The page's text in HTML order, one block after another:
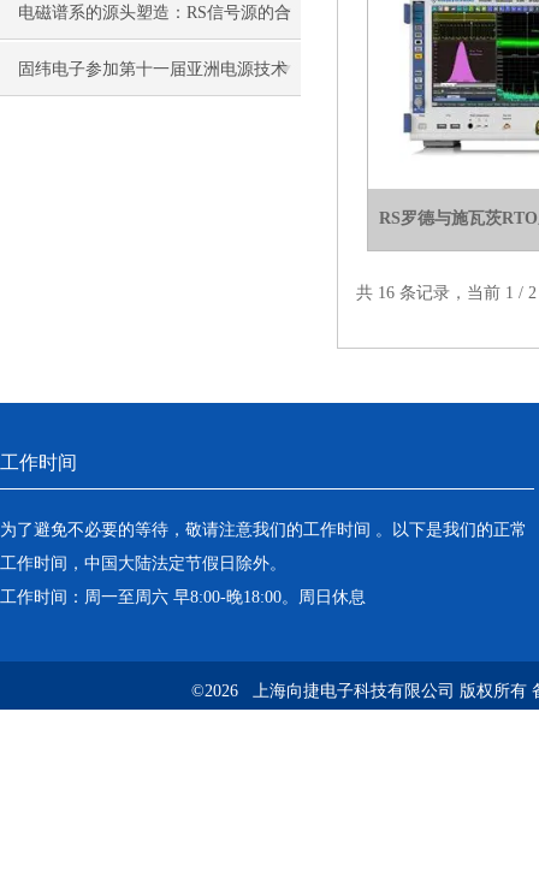
民用领域的推广应用和发展
电磁谱系的源头塑造：RS信号源的合
成机制与跨域激励应用
固纬电子参加第十一届亚洲电源技术
RS罗德与施瓦茨
共 16 条记录，当前 1
工作时间
为了避免不必要的等待，敬请注意我们的工作时间 。以下是我们的正常
工作时间，中国大陆法定节假日除外。
工作时间：周一至周六 早8:00-晚18:00。周日休息
©2026 上海向捷电子科技有限公司 版权所有